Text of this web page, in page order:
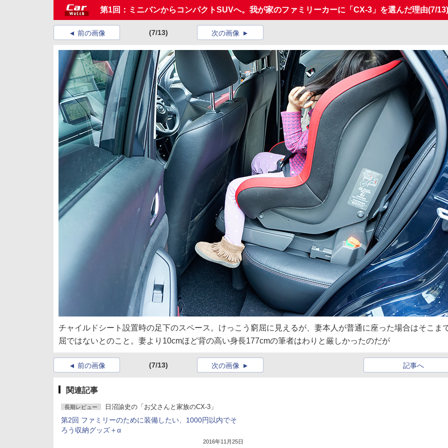
第1回：ミニバンからコンパクトSUVへ。我が家のファミリーカーに「CX-3」を選んだ理由(7/13)
前の画像 (7/13) 次の画像
チャイルドシート設置時の足下のスペース。けっこう窮屈に見えるが、妻本人が普通に座った場合はそこま
屈ではないとのこと。妻より10cmほど背の高い身長177cmの筆者はわりと厳しかったのだが
前の画像 (7/13) 記事へ
次の画像
関連記事
長期レビュー 日沼諭史の「お父さんと家族のCX-3」
第2回 ファミリーのために装備したい、1000円以内でそ
ろう収納グッズ＋α
2016年11月25日